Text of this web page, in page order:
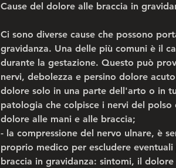
Cause del dolore alle braccia in
Ci sono diverse cause che possono
gravidanza. Una delle più comuni è il
durante la gestazione. Questo può
nervi, debolezza e persino dolore
dolore solo in una parte dell'arto o in
patologia che colpisce i nervi del
dolore alle mani e alle braccia;
- la compressione del nervo ulnare, è
proprio medico per escludere
braccia in gravidanza: sintomi, il